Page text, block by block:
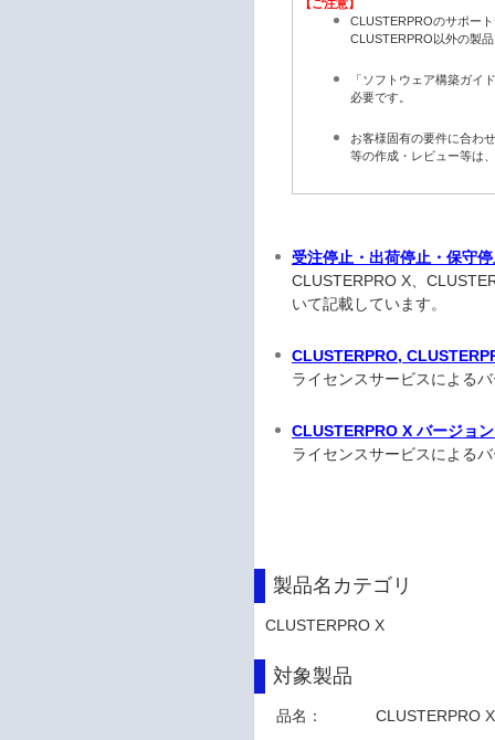
【ご注意】
CLUSTERPROのサポー
CLUSTERPRO以外の製
「ソフトウェア構築ガイ
必要です。
お客様固有の要件に合わ
等の作成・レビュー等は
受注停止・出荷停止・保守
CLUSTERPRO X、
いて記載しています。
CLUSTERPRO,
ライセンスサービスによる
CLUSTERPRO X バージョ
ライセンスサービスによる
製品名カテゴリ
CLUSTERPRO X
対象製品
品名：
CLUSTERPRO